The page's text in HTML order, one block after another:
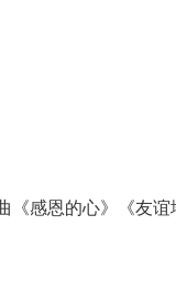
《感恩的心》《友谊